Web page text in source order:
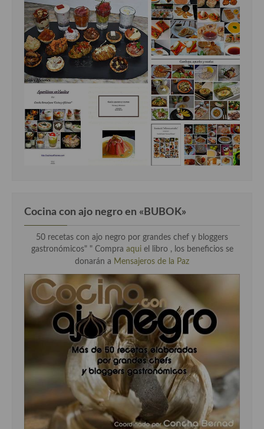
Cocina con ajo negro en «BUBOK»
50 recetas con ajo negro por grandes chef y bloggers
gastronómicos" " Compra aqui el libro , los beneficios se
donarán a Mensajeros de la Paz